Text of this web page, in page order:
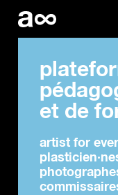
et de
artist for